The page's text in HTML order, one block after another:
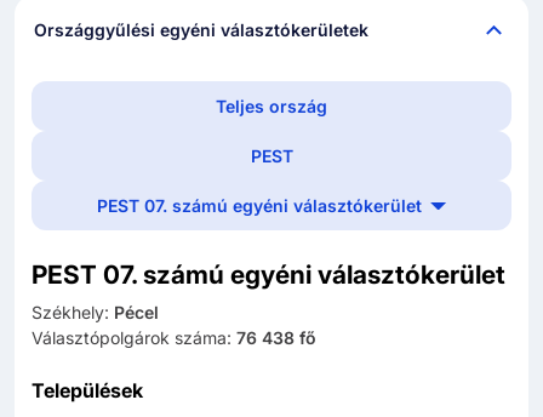
Országgyűlési egyéni választókerületek
Teljes ország
PEST
PEST 07. számú egyéni választókerület
Országgyűlési egyéni választókerület
PEST 07. számú egyéni választókerület
Székhely: Pécel
Választópolgárok száma: 76 438 fő
Települések